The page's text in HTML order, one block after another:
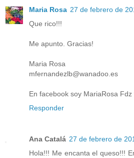
Maria Rosa 27 de febrero de
Que rico!!!
Me apunto. Gracias!
Maria Rosa
mfernandezlb@wanadoo.es
En facebook soy MariaRosa
Responder
Ana Catalá 27 de febrero de
Hola!!! Me encanta el queso!!!